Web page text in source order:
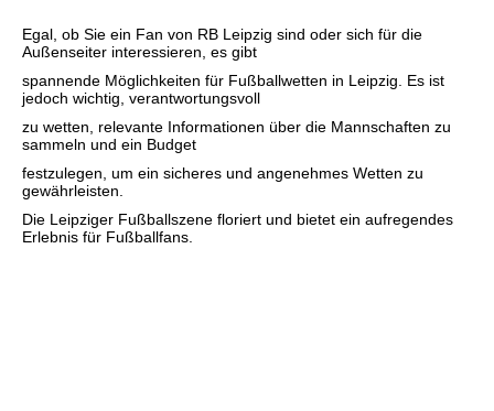
Egal, ob Sie ein Fan von RB Leipzig sind oder sich für die
Außenseiter interessieren, es gibt
spannende Möglichkeiten für Fußballwetten in Leipzig. Es ist
jedoch wichtig, verantwortungsvoll
zu wetten, relevante Informationen über die Mannschaften zu
sammeln und ein Budget
festzulegen, um ein sicheres und angenehmes Wetten zu
gewährleisten.
Die Leipziger Fußballszene floriert und bietet ein aufregendes
Erlebnis für Fußballfans.